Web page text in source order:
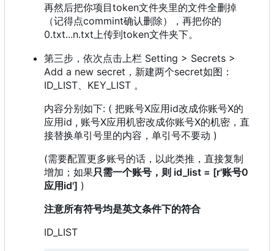
再然后把你项目token文件夹里的文件全删掉
（记得点commint确认删除），再把你的
0.txt...n.txt上传到token文件夹下。
第三步，依次点击上栏 Setting > Secrets >
Add a new secret，新建两个secret如图：
ID_LIST、KEY_LIST 。
内容分别如下: ( 把账号X应用id改成你账号X的
应用id , 账号X应用机密改成你账号X的机密，直
接替换单引号里的内容，单引号不要动 )
(需要配置更多账号的话，以此类推，直接复制
增加；如果只需一个账号，则 id_list = [r'账号0
应用id'] )
注意所有符号均是英文条件下的符合
ID_LIST